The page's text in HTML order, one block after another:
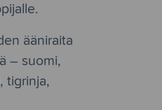
ääniraita
– suomi,
tigrinja,